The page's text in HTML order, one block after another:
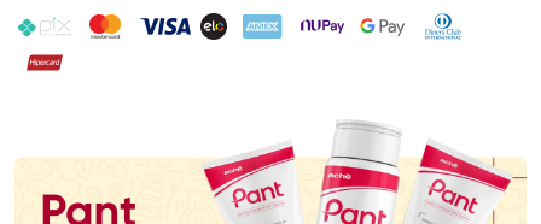
PIX MasterCard
VISA ELO AMEX NuPay Google PayDiners Club
Hipercard
Promoção em Destaque